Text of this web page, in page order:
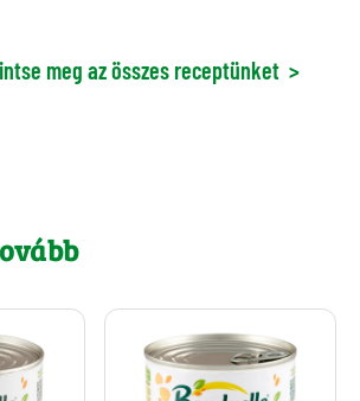
meg az összes receptünket >